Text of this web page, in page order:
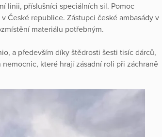
linii, příslušníci speciálních sil. Pomoc
České republice. Zástupci české ambasády v
materiálu potřebným.
a především díky štědrosti šesti tisíc dárců,
které hrají zásadní roli při záchraně